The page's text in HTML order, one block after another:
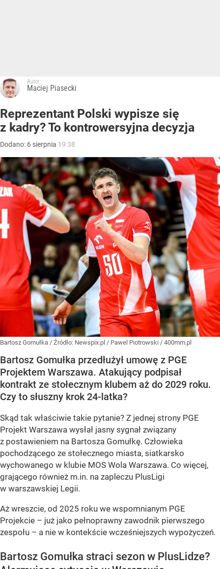
Autor:
Maciej Piasecki
Reprezentant Polski wypisze się
z kadry? To kontrowersyjna decyzja
Dodano: 6 sierpnia 19:38
Bartosz Gomułka / Źródło: Newspix.pl / Pawel Piotrowski / 400mm.pl
Bartosz Gomułka przedłużył umowę z PGE
Projektem Warszawa. Atakujący podpisał
kontrakt ze stołecznym klubem aż do 2029 roku.
Czy to słuszny krok 24-latka?
Skąd tak właściwie takie pytanie? Z jednej strony PGE
Projekt Warszawa wysłał jasny sygnał związany
z postawieniem na Bartosza Gomułkę. Człowieka
pochodzącego ze stołecznego miasta, siatkarsko
wychowanego w klubie MOS Wola Warszawa. Co więcej,
grającego również m.in. na zapleczu PlusLigi
w warszawskiej Legii.
Aż wreszcie, od 2025 roku we wspomnianym PGE
Projekcie – już jako pełnoprawny zawodnik pierwszego
zespołu – a nie w kontekście wcześniejszych wypożyczeń.
Bartosz Gomułka straci sezon w PlusLidze?